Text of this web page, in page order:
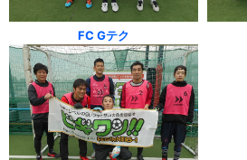
FC Gテク